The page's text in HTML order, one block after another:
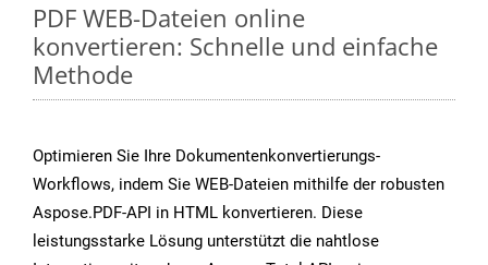
PDF WEB-Dateien online
konvertieren: Schnelle und einfache
Methode
Optimieren Sie Ihre Dokumentenkonvertierungs-
Workflows, indem Sie WEB-Dateien mithilfe der robusten
Aspose.PDF-API in HTML konvertieren. Diese
leistungsstarke Lösung unterstützt die nahtlose